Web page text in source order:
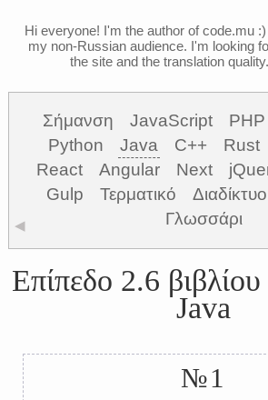
Hi everyone! I'm the author of code.mu :)
my non-Russian audience. I'm looking
the site and the translation
Σήμανση JavaScript PHP
Python
Java C++ Rust
React
Angular Next
Gulp
Τερματικό Διαδίκτυο
Γλωσσάρι
◀
Επίπεδο 2.6
Java
№1